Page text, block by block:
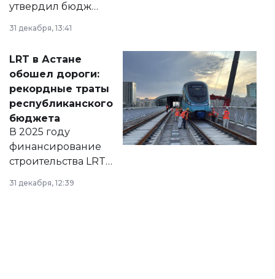
утвердил бюджет
города на 2026–
2028 годы.
документ
появился в базе
нормативных
правовых актов и
на сайте маслихат
города.
31 декабря, 13:41
LRT в Астане
обошел дороги:
рекордные траты
республиканского
бюджета
В 2025 году
финансирование
строительства LRT
в Астане из
республиканского
31 декабря, 12:39